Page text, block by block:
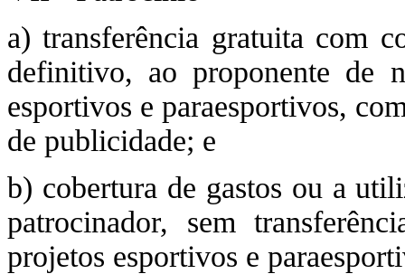
a) transferência gratuita com
definitivo, ao proponente de
esportivos e paraesportivos,
de publicidade; e
b) cobertura de gastos ou a
patrocinador, sem
projetos esportivos e